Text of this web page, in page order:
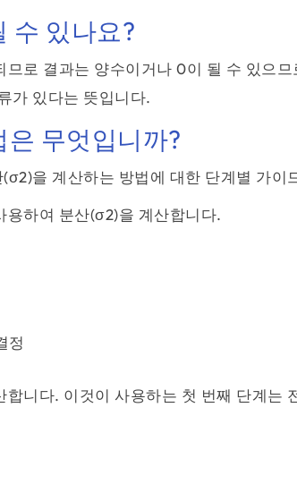
수 있나요?
로 결과는 양수이거나 0이 될 수 있으
가 있다는 뜻입니다.
무엇입니까?
을 계산하는 방법에 대한 단계별 가이
용하여 분산(σ2)을 계산합니다.
정
니다. 이것이 사용하는 첫 번째 단계는